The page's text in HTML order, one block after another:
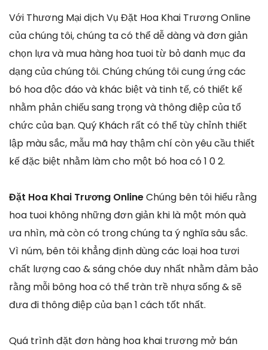
Với Thương Mại dịch Vụ Đặt Hoa Khai Trương Online
của chúng tôi, chúng ta có thể dễ dàng và đơn giản
chọn lựa và mua hàng hoa tuoi từ bỏ danh mục đa
dạng của chúng tôi. Chúng chúng tôi cung ứng các
bó hoa độc đáo và khác biệt và tinh tế, có thiết kế
nhằm phản chiếu sang trọng và thông điệp của tổ
chức của bạn. Quý Khách rất có thể tùy chỉnh thiết
lập màu sắc, mẫu mã hay thậm chí còn yêu cầu thiết
kế đặc biệt nhằm làm cho một bó hoa có 1 0 2.
Đặt Hoa Khai Trương OnlineChúng bên tôi hiểu rằng
hoa tuoi không những đơn giản khi là một món quà
ưa nhìn, mà còn có trong chúng ta ý nghĩa sâu sắc.
Vì núm, bên tôi khẳng định dùng các loại hoa tươi
chất lượng cao & sáng chóe duy nhất nhằm đảm bảo
rằng mỗi bông hoa có thể tràn trề nhựa sống & sẽ
đưa đi thông điệp của bạn 1 cách tốt nhất.
Quá trình đặt đơn hàng hoa khai trương mở bán